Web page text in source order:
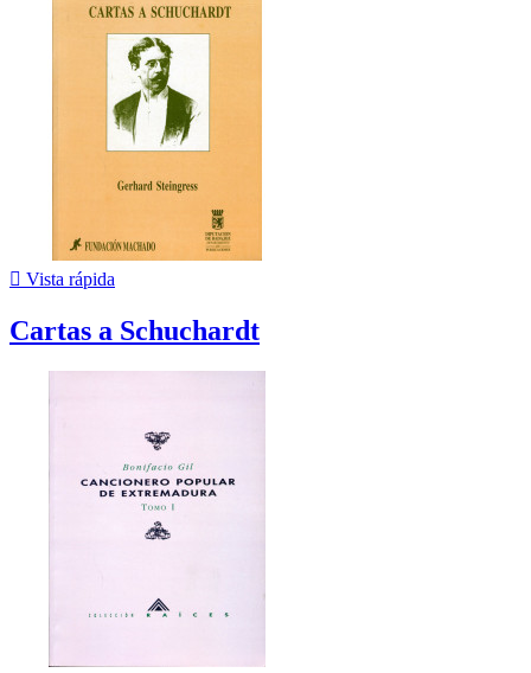
 Vista rápida
Cartas a Schuchardt